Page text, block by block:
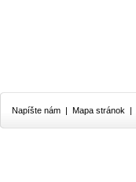
Napíšte nám | Mapa stránok |